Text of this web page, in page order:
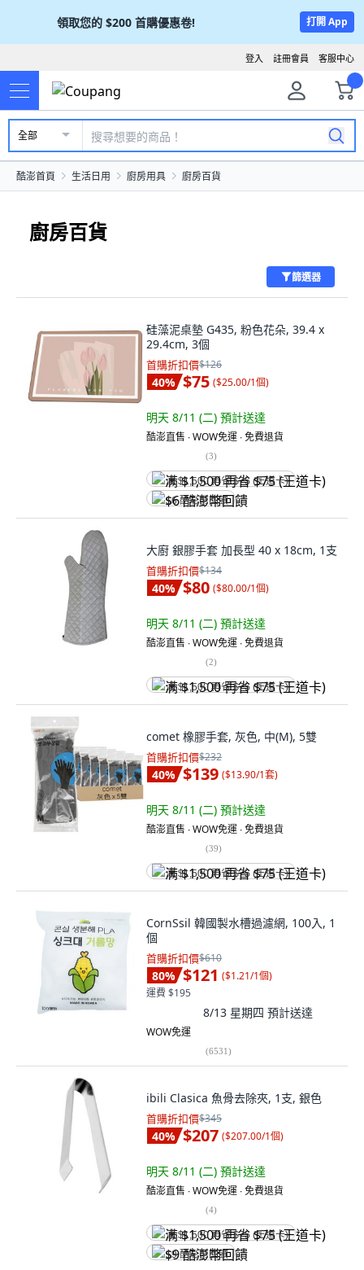
領取您的 $200 首購優惠卷! 打開 App
客服中心
註冊會員
登入
全部
酷澎首頁 生活日用 廚房用具 廚房百貨
廚房百貨
篩選器
硅藻泥桌墊 G435, 粉色花朵, 39.4 x
29.4cm, 3個
首購折扣價$126
40% $75 ($25.00/1個)
明天 8/11 (二) 預計送達
酷澎直售 ∙ WOW免運 ∙ 免費退貨
(3)
满 $1,500 再省 $75 (王道卡)
$6 酷澎幣回饋
大廚 銀膠手套 加長型 40 x 18cm, 1支
首購折扣價$134
40% $80 ($80.00/1個)
明天 8/11 (二) 預計送達
酷澎直售 ∙ WOW免運 ∙ 免費退貨
(2)
满 $1,500 再省 $75 (王道卡)
comet 橡膠手套, 灰色, 中(M), 5雙
首購折扣價$232
40% $139 ($13.90/1套)
明天 8/11 (二) 預計送達
酷澎直售 ∙ WOW免運 ∙ 免費退貨
(39)
满 $1,500 再省 $75 (王道卡)
CornSsil 韓國製水槽過濾網, 100入, 1
個
首購折扣價$610
80% $121 ($1.21/1個)
運費 $195
8/13 星期四 預計送達
WOW免運
(6531)
ibili Clasica 魚骨去除夾, 1支, 銀色
首購折扣價$345
40% $207 ($207.00/1個)
明天 8/11 (二) 預計送達
酷澎直售 ∙ WOW免運 ∙ 免費退貨
(4)
满 $1,500 再省 $75 (王道卡)
$9 酷澎幣回饋